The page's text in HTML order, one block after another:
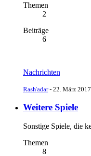
Themen
2
Beiträge
6
Nachrichten
Rash'adar- 22. März
Weitere Spiele
Sonstige Spiele, die
Themen
8